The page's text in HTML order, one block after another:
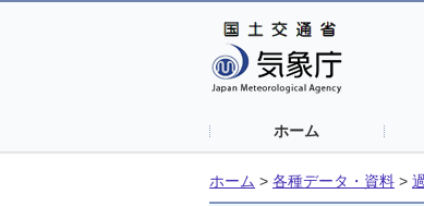
ホーム
ホーム > 各種データ・資料 >